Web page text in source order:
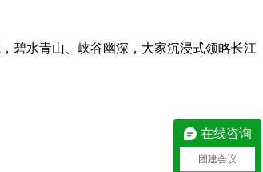
碧水青山、峡谷幽深，大家沉浸式领略长江
在线咨询
团建会议